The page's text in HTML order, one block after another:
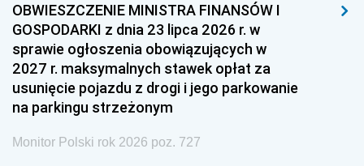
OBWIESZCZENIE MINISTRA FINANSÓW I
GOSPODARKI z dnia 23 lipca 2026 r. w
sprawie ogłoszenia obowiązujących w
2027 r. maksymalnych stawek opłat za
usunięcie pojazdu z drogi i jego parkowanie
na parkingu strzeżonym
Monitor Polski rok 2026 poz. 727